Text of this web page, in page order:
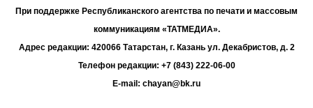
При поддержке Республиканского агентства по печати и массовым
коммуникациям «ТАТМЕДИА».
Адрес редакции: 420066 Татарстан, г. Казань ул. Декабристов, д. 2
Телефон редакции: +7 (843) 222-06-00
E-mail: chayan@bk.ru